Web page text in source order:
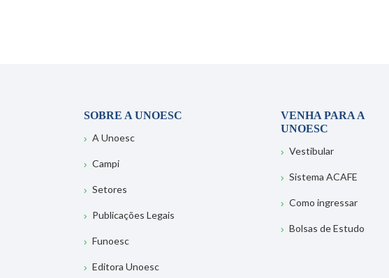
SOBRE A UNOESC
A Unoesc
Campi
Setores
Publicações Legais
Funoesc
Editora Unoesc
VENHA PARA A
UNOESC
Vestibular
Sistema ACAFE
Como ingressar
Bolsas de Estudo